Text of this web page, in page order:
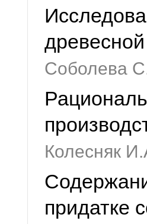
Соболева
Колесняк
придатке